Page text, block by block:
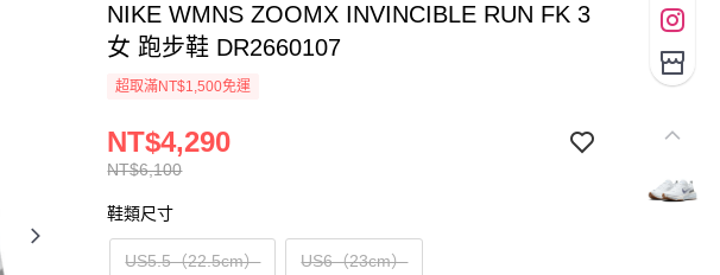
NIKE WMNS ZOOMX INVINCIBLE RUN FK 3
女 跑步鞋 DR2660107
超取滿NT$1,500免運
NT$6,100
NT$4,290
鞋類尺寸
US5.5（22.5cm） US6（23cm）